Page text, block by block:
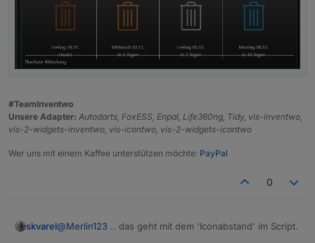
#TeamInventwo
Unsere Adapter: Autodarts, FoxESS, Enpal, Life360ng, Tidy, vis-inventwo,
vis-2-widgets-inventwo, vis-icontwo, vis-2-widgets-icontwo
Wer uns mit einem Kaffee unterstützen möchte: PayPal
0
skvarel@Merlin123 .. das geht mit dem 'Iconabstand' im Script.